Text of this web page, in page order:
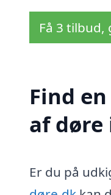
Få 3
Find
af
Er du på